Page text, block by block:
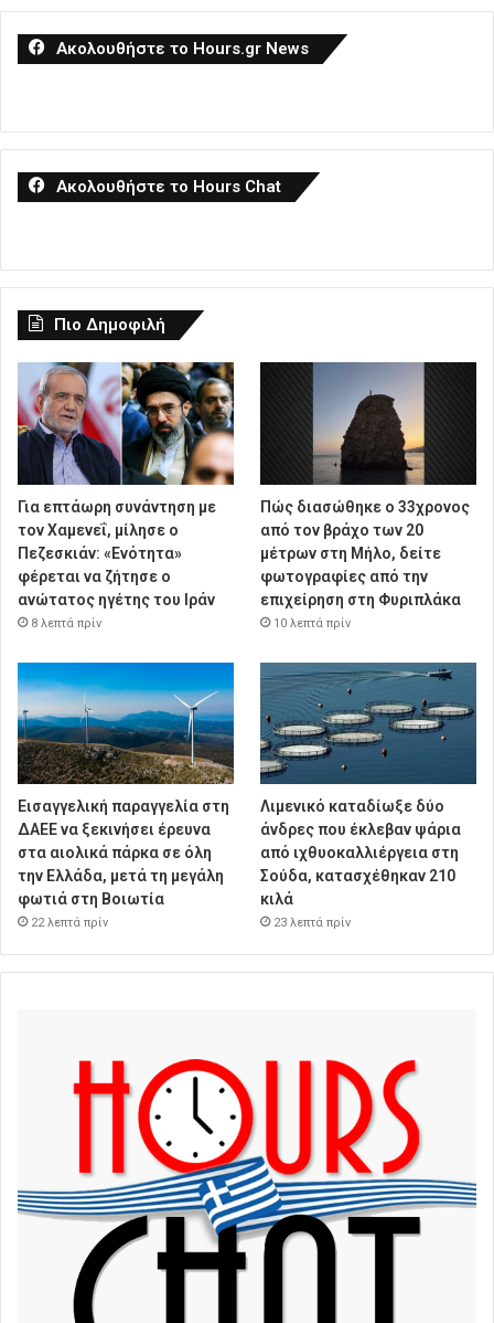
Ακολουθήστε το Hours.gr News
Ακολουθήστε το Hours Chat
Πιο Δημοφιλή
Για επτάωρη συνάντηση με
τον Χαμενεΐ, μίλησε ο
Πεζεσκιάν: «Ενότητα»
φέρεται να ζήτησε ο
ανώτατος ηγέτης του Ιράν
8 λεπτά πρίν
Πώς διασώθηκε ο 33χρονος
από τον βράχο των 20
μέτρων στη Μήλο, δείτε
φωτογραφίες από την
επιχείρηση στη Φυριπλάκα
10 λεπτά πρίν
Εισαγγελική παραγγελία στη
ΔΑΕΕ να ξεκινήσει έρευνα
στα αιολικά πάρκα σε όλη
την Ελλάδα, μετά τη μεγάλη
φωτιά στη Βοιωτία
22 λεπτά πρίν
Λιμενικό καταδίωξε δύο
άνδρες που έκλεβαν ψάρια
από ιχθυοκαλλιέργεια στη
Σούδα, κατασχέθηκαν 210
κιλά
23 λεπτά πρίν